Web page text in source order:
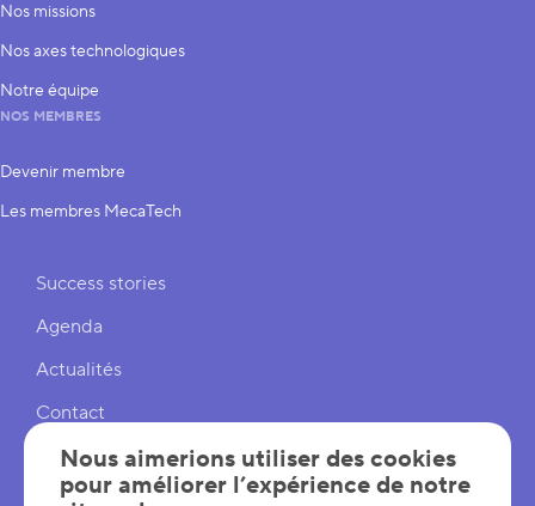
Nos missions
Nos axes technologiques
Notre équipe
NOS MEMBRES
Devenir membre
Les membres MecaTech
Liens rapides
Success stories
Agenda
Actualités
Contact
Cookies
Réglages cookies
Nous aimerions utiliser des cookies
pour améliorer l’expérience de notre